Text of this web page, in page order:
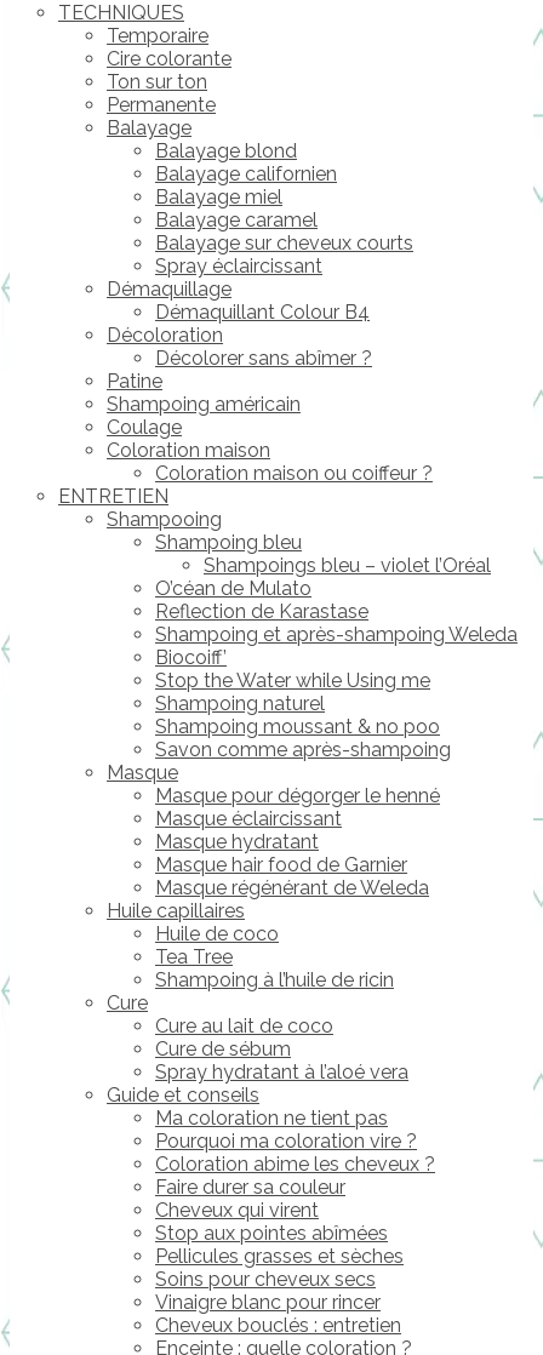
TECHNIQUES
Temporaire
Cire colorante
Ton sur ton
Permanente
Balayage
Balayage blond
Balayage californien
Balayage miel
Balayage caramel
Balayage sur cheveux courts
Spray éclaircissant
Démaquillage
Démaquillant Colour B4
Décoloration
Décolorer sans abîmer ?
Patine
Shampoing américain
Coulage
Coloration maison
Coloration maison ou coiffeur ?
ENTRETIEN
Shampooing
Shampoing bleu
Shampoings bleu – violet l’Oréal
O’céan de Mulato
Reflection de Karastase
Shampoing et après-shampoing Weleda
Biocoiff’
Stop the Water while Using me
Shampoing naturel
Shampoing moussant & no poo
Savon comme après-shampoing
Masque
Masque pour dégorger le henné
Masque éclaircissant
Masque hydratant
Masque hair food de Garnier
Masque régénérant de Weleda
Huile capillaires
Huile de coco
Tea Tree
Shampoing à l’huile de ricin
Cure
Cure au lait de coco
Cure de sébum
Spray hydratant à l’aloé vera
Guide et conseils
Ma coloration ne tient pas
Pourquoi ma coloration vire ?
Coloration abime les cheveux ?
Faire durer sa couleur
Cheveux qui virent
Stop aux pointes abîmées
Pellicules grasses et sèches
Soins pour cheveux secs
Vinaigre blanc pour rincer
Cheveux bouclés : entretien
Enceinte : quelle coloration ?